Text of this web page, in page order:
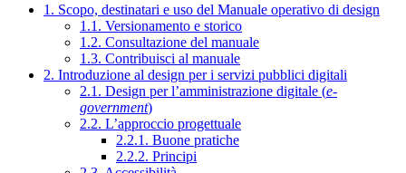
1. Scopo, destinatari e uso del Manuale operativo di design
1.1. Versionamento e storico
1.2. Consultazione del manuale
1.3. Contribuisci al manuale
2. Introduzione al design per i servizi pubblici digitali
2.1. Design per l’amministrazione digitale (e-
government)
2.2. L’approccio progettuale
2.2.1. Buone pratiche
2.2.2. Principi